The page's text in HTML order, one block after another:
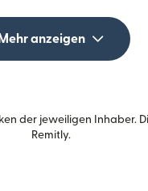
Mehr anzeigen
der jeweiligen Inhaber.
Remitly.